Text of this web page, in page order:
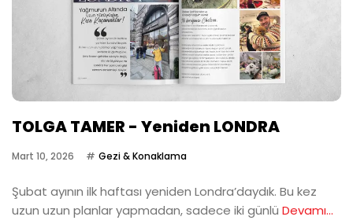
TOLGA TAMER - Yeniden LONDRA
Mart 10, 2026 Gezi & Konaklama
Şubat ayının ilk haftası yeniden Londra’daydık. Bu kez
uzun uzun planlar yapmadan, sadece iki günlü Devamı...